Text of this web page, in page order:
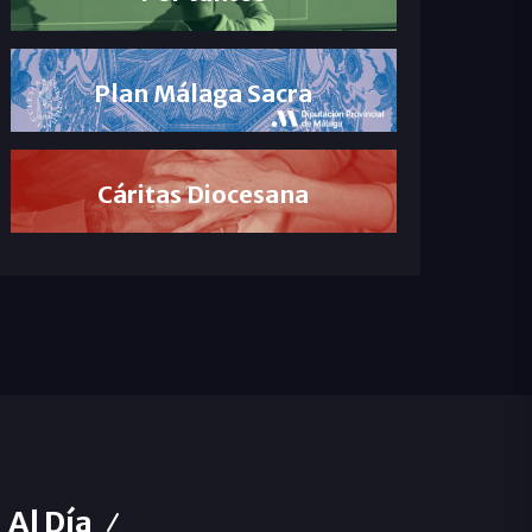
Plan Málaga Sacra
Cáritas Diocesana
Al Día